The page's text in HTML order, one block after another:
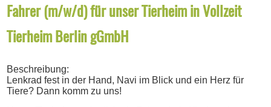
Fahrer (m/w/d) für unser Tierheim in Vollzeit
Tierheim Berlin gGmbH
Beschreibung:
Lenkrad fest in der Hand, Navi im Blick und ein Herz für
Tiere? Dann komm zu uns!